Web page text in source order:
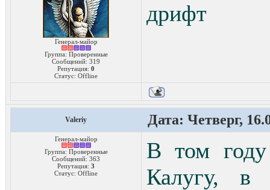
Генерал-майор
Группа: Проверенные
Сообщений: 319
Репутация: 0
Статус: Offline
дрифт
Valeriy Дата: Четверг,
Генерал-майор
Группа: Проверенные
Сообщений: 363
Репутация: 3
Статус: Offline
В том
Калугу, в